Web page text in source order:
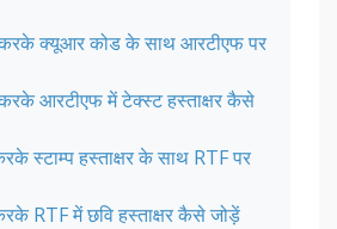
करके क्यूआर कोड के साथ आरटीएफ पर
आरटीएफ में टेक्स्ट हस्ताक्षर कैसे
स्टाम्प हस्ताक्षर के साथ RTF पर
RTF में छवि हस्ताक्षर कैसे जोड़ें